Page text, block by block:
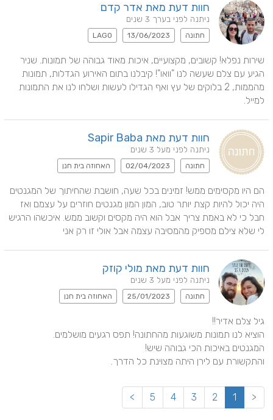
חוות דעת מאת אדר קדם
ניתנה לפני בערך 3 שנים
חתונה 13/06/2023
LAGO
למייל.
חוות דעת מאת Sapir Baba
ניתנה לפני מעל 3 שנים
חתונה 02/04/2023 האחוזה בית חנן
לי שלא צילם מספיק מהמסיבה עצמה אבל אולי זו רק אני
חוות דעת מאת מולי קוזק
ניתנה לפני מעל 3 שנים
חתונה 25/01/2023 האחוזה בית חנן
והתקשורת עם לירן היתה מצוינת כל הדרך.
<
1
2
3
4
5
>